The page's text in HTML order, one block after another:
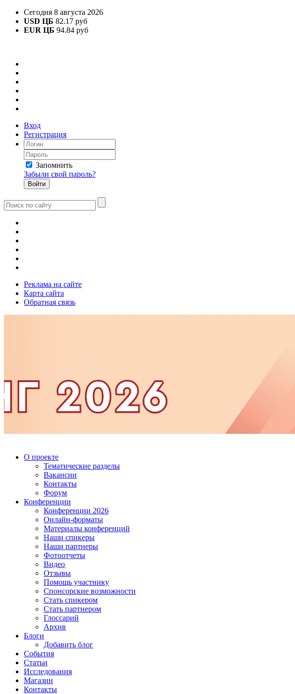
Сегодня 8 августа 2026
USD ЦБ 82.17 руб
EUR ЦБ 94.84 руб
Вход
Регистрация
Запомнить
Забыли свой пароль?
Реклама на сайте
Карта сайта
Обратная связь
О проекте
Тематические разделы
Вакансии
Контакты
Форум
Конференции
Конференции 2026
Онлайн-форматы
Материалы конференций
Наши спикеры
Наши партнеры
Фотоотчеты
Видео
Отзывы
Помощь участнику
Спонсорские возможности
Стать спикером
Стать партнером
Глоссарий
Архив
Блоги
Добавить блог
События
Статьи
Исследования
Магазин
Контакты